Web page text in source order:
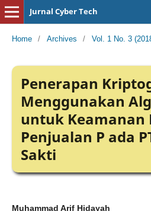
Jurnal Cyber Tech
Home / Archives / Vol. 1 No. 3
Penerapan
Menggunakan
untuk Keamanan
Penjualan P ada
Sakti
Muhammad Arif Hidayah